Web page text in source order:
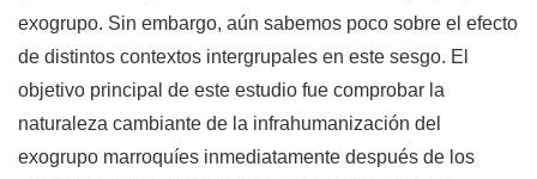
exogrupo. Sin embargo, aún sabemos poco sobre el efecto
de distintos contextos intergrupales en este sesgo. El
objetivo principal de este estudio fue comprobar la
naturaleza cambiante de la infrahumanización del
exogrupo marroquíes inmediatamente después de los